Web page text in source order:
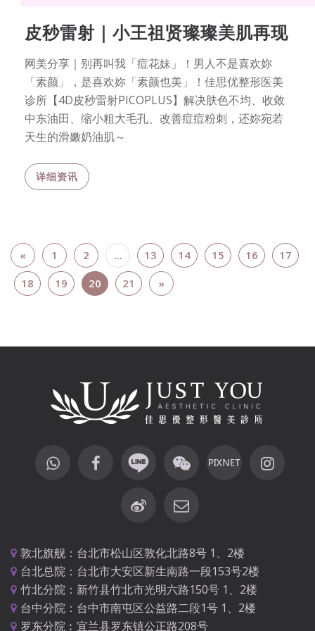
皮秒雷射｜小王祖贤璨璨美肌再现
网美分享｜别再叫我「痘花妹」！男人不是喜欢妳
「素颜」，是喜欢妳「素颜也美」！佳思优整形医美
诊所【4D皮秒雷射PICOPLUS】解决肤色不均、收敛
中东油田、缩小粗大毛孔、改善痘痘粉刺，还妳宛若
天生的滑嫩奶油肌～
详细资讯
« 1 2 ... 13 14 15 16
17
18
19 20 21 »
敦北旗舰：台北市松山区敦化北路8号 1、2楼
台北总院：台北市大安区新生南路一段153号2楼
竹北分院：新竹县竹北市光明六路150号 1、2楼
台中分院：台中市南屯区公益路二段1号 1、2楼
罗东分院︰宜兰县罗东镇公正路208号